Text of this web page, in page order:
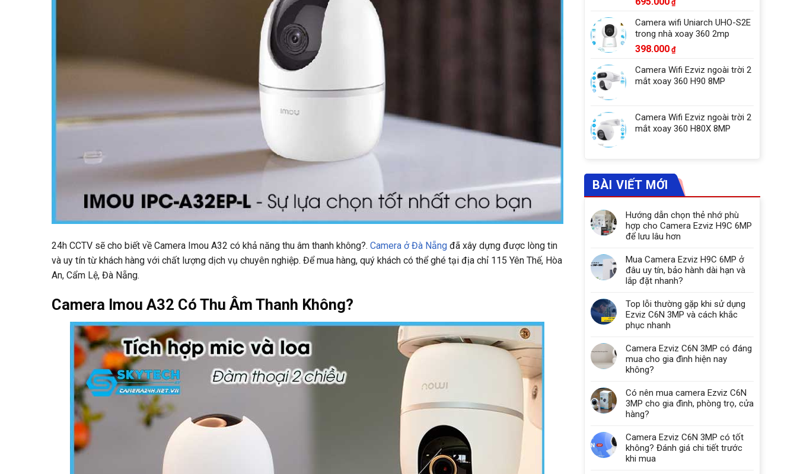
24h CCTV sẽ cho biết về Camera Imou A32 có khả năng thu âm thanh không?. Camera ở Đà Nẵng đã xây dựng được lòng tin
và uy tín từ khách hàng với chất lượng dịch vụ chuyên nghiệp. Để mua hàng, quý khách có thể ghé tại địa chỉ 115 Yên Thế, Hòa
An, Cẩm Lệ, Đà Nẵng.
Camera Imou A32 Có Thu Âm Thanh Không?
₫
Camera wifi Uniarch UHO-S2E
trong nhà xoay 360 2mp
398.000 ₫
Camera Wifi Ezviz ngoài trời 2
mắt xoay 360 H90 8MP
Camera Wifi Ezviz ngoài trời 2
mắt xoay 360 H80X 8MP
BÀI VIẾT MỚI
Hướng dẫn chọn thẻ nhớ phù
hợp cho Camera Ezviz H9C 6MP
để lưu lâu hơn
Mua Camera Ezviz H9C 6MP ở
đâu uy tín, bảo hành dài hạn và
lắp đặt nhanh?
Top lỗi thường gặp khi sử dụng
Ezviz C6N 3MP và cách khắc
phục nhanh
Camera Ezviz C6N 3MP có đáng
mua cho gia đình hiện nay
không?
Có nên mua camera Ezviz C6N
3MP cho gia đình, phòng trọ, cửa
hàng?
Camera Ezviz C6N 3MP có tốt
không? Đánh giá chi tiết trước
khi mua